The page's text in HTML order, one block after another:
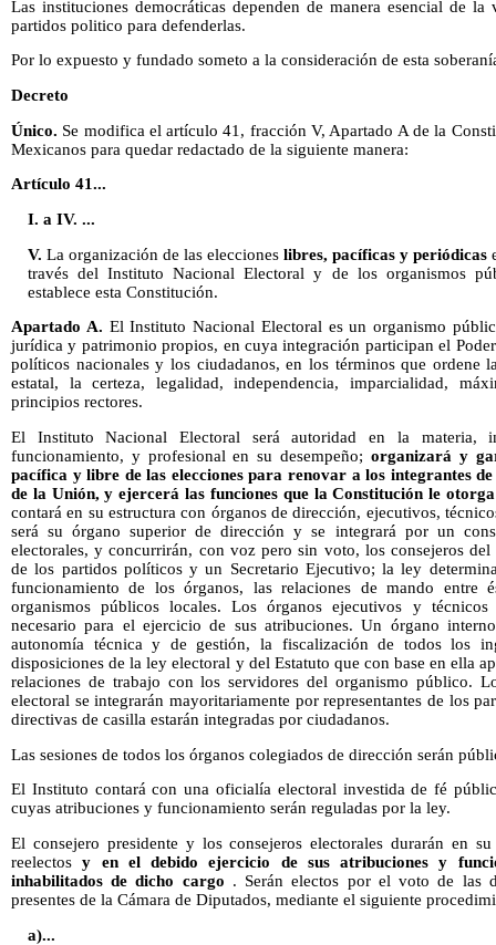
Las instituciones democráticas dependen de manera esencial de
partidos politico para defenderlas.
Por lo expuesto y fundado someto a la consideración de esta
Decreto
Único. Se modifica el artículo 41, fracción V, Apartado A de la
Mexicanos para quedar redactado de la siguiente manera:
Artículo 41...
I. a IV. ...
V. La organización de las eleccioneslibres, pacíficas y periódicas
través del Instituto Nacional Electoral y de los organismos
establece esta Constitución.
Apartado A. El Instituto Nacional Electoral es un organismo
jurídica y patrimonio propios, en cuya integración participan el
políticos nacionales y los ciudadanos, en los términos que ordene
estatal, la certeza, legalidad, independencia, imparcialidad,
principios rectores.
El Instituto Nacional Electoral será autoridad en la materia,
funcionamiento, y profesional en su desempeño; organizará y
pacífica y libre de las elecciones para renovar a los integrantes
de la Unión, y ejercerá las funciones que la Constitución le
contará en su estructura con órganos de dirección, ejecutivos,
será su órgano superior de dirección y se integrará por un
electorales, y concurrirán, con voz pero sin voto, los consejeros del
de los partidos políticos y un Secretario Ejecutivo; la ley
funcionamiento de los órganos, las relaciones de mando entre
organismos públicos locales. Los órganos ejecutivos y
necesario para el ejercicio de sus atribuciones. Un órgano
autonomía técnica y de gestión, la fiscalización de todos los
disposiciones de la ley electoral y del Estatuto que con base en ella
relaciones de trabajo con los servidores del organismo público.
electoral se integrarán mayoritariamente por representantes de los
directivas de casilla estarán integradas por ciudadanos.
Las sesiones de todos los órganos colegiados de dirección serán
El Instituto contará con una oficialía electoral investida de fé
cuyas atribuciones y funcionamiento serán reguladas por la ley.
El consejero presidente y los consejeros electorales durarán en
reelectosy en el debido ejercicio de sus atribuciones y
inhabilitados de dicho cargo . Serán electos por el voto de las
presentes de la Cámara de Diputados, mediante el siguiente
a)...